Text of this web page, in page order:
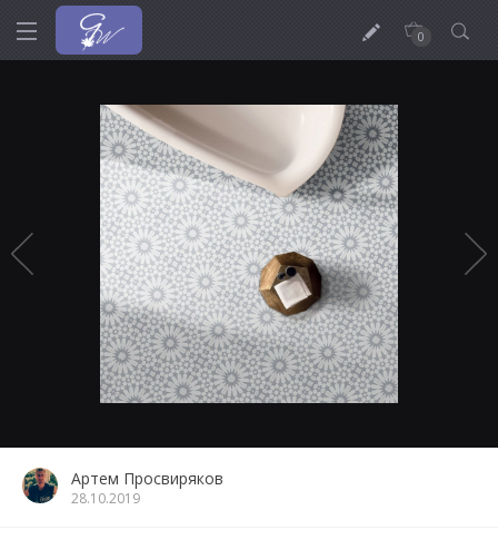
0
Артем Просвиряков
28.10.2019